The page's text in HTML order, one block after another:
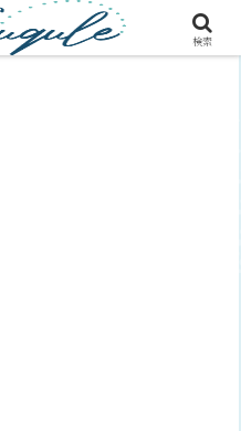
検索